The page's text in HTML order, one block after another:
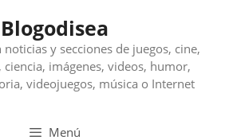
Blogodisea
y secciones de juegos, cine,
imágenes, videos, humor,
videojuegos, música o Internet
Menú